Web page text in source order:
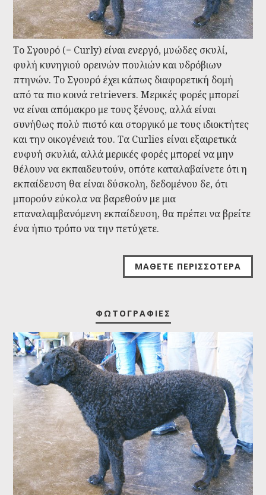
Το Σγουρό (= Curly) είναι ενεργό, μυώδες σκυλί,
φυλή κυνηγιού ορεινών πουλιών και υδρόβιων
πτηνών. Το Σγουρό έχει κάπως διαφορετική δομή
από τα πιο κοινά retrievers. Μερικές φορές μπορεί
να είναι απόμακρο με τους ξένους, αλλά είναι
συνήθως πολύ πιστό και στοργικό με τους ιδιοκτήτες
και την οικογένειά του. Τα Curlies είναι εξαιρετικά
ευφυή σκυλιά, αλλά μερικές φορές μπορεί να μην
θέλουν να εκπαιδευτούν, οπότε καταλαβαίνετε ότι η
εκπαίδευση θα είναι δύσκολη, δεδομένου δε, ότι
μπορούν εύκολα να βαρεθούν με μια
επαναλαμβανόμενη εκπαίδευση, θα πρέπει να βρείτε
ένα ήπιο τρόπο να την πετύχετε.
ΜΆΘΕΤΕ ΠΕΡΙΣΣΌΤΕΡΑ
ΦΩΤΟΓΡΑΦΊΕΣ